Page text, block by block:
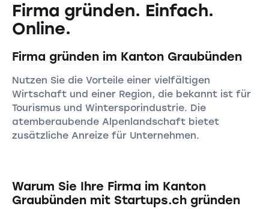
Firma gründen. Einfach.
Online.
Firma gründen im Kanton Graubünden
Nutzen Sie die Vorteile einer vielfältigen
Wirtschaft und einer Region, die bekannt ist für
Tourismus und Wintersporindustrie. Die
atemberaubende Alpenlandschaft bietet
zusätzliche Anreize für Unternehmen.
Warum Sie Ihre Firma im Kanton
Graubünden mit Startups.ch gründen